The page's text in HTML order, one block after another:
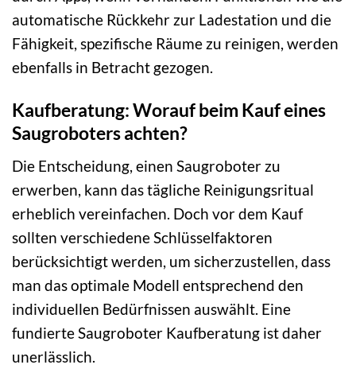
automatische Rückkehr zur Ladestation und die
Fähigkeit, spezifische Räume zu reinigen, werden
ebenfalls in Betracht gezogen.
Kaufberatung: Worauf beim Kauf eines
Saugroboters achten?
Die Entscheidung, einen Saugroboter zu
erwerben, kann das tägliche Reinigungsritual
erheblich vereinfachen. Doch vor dem Kauf
sollten verschiedene Schlüsselfaktoren
berücksichtigt werden, um sicherzustellen, dass
man das optimale Modell entsprechend den
individuellen Bedürfnissen auswählt. Eine
fundierte Saugroboter Kaufberatung ist daher
unerlässlich.